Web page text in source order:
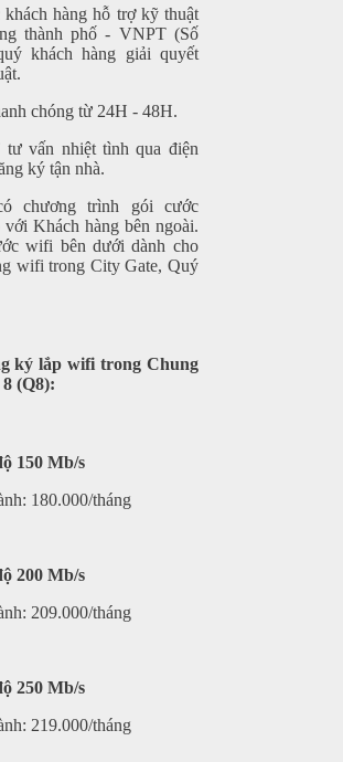
hàng hỗ trợ kỹ thuật
thành phố - VNPT (Số
khách hàng giải quyết
chóng từ 24H - 48H.
vấn nhiệt tình qua điện
ký tận nhà.
chương trình gói cước
Khách hàng bên ngoài.
wifi bên dưới dành cho
wifi trong City Gate, Quý
ký lắp wifi trong Chung
(Q8):
150 Mb/s
180.000/tháng
200 Mb/s
209.000/tháng
250 Mb/s
219.000/tháng